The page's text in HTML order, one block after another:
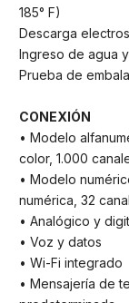
185° F)
Descarga
Ingreso de agua
Prueba de
CONEXIÓN
• Modelo
color, 1.000
• Modelo
numérica, 32
• Analógico y
• Voz y datos
• Wi-Fi integrado
• Mensajería de